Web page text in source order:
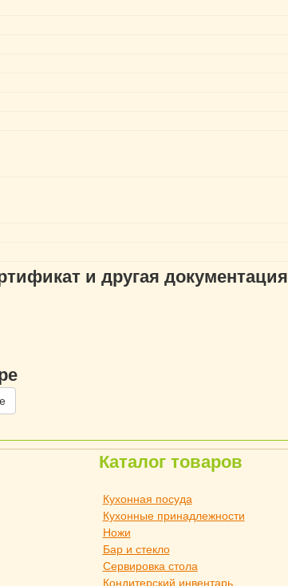
и другая документация
Каталог товаров
Кухонная посуда
Кухонные принадлежности
Ножи
Бар и стекло
Сервировка стола
Кондитерский инвентарь